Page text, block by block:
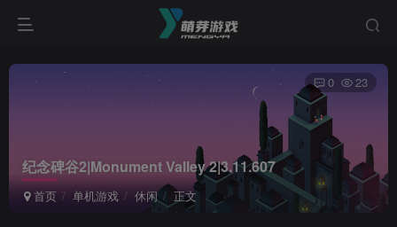
纪念碑谷2|Monument Valley 2|3.11.607
首页 单机游戏 休闲 正文
0 23